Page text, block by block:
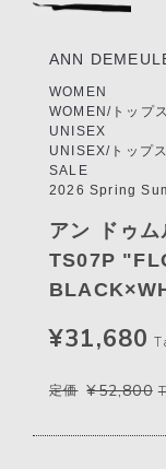
ANN
WOMEN
WOMEN/トップス
UNISEX
UNISEX/トップス
SALE
2026 Spring
アン ドゥ
TS07P
¥31,680
定価 ¥52,800